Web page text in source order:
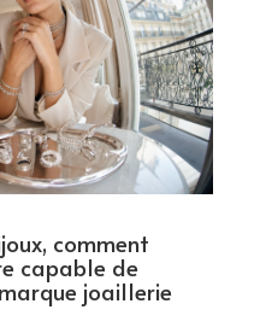
comment
capable de
joaillerie